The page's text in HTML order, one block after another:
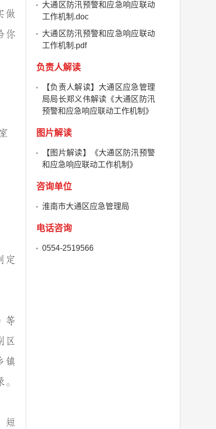
做
你
定
等
区
镇
短
大通区防汛预警和应急响应联动
工作机制.doc
大通区防汛预警和应急响应联动
工作机制.pdf
负责人解读
【负责人解读】大通区应急管理
局局长郑义伟解读《大通区防汛
预警和应急响应联动工作机制》
图片解读
【图片解读】《大通区防汛预警
和应急响应联动工作机制》
咨询单位
淮南市大通区应急管理局
电话咨询
0554-2519566